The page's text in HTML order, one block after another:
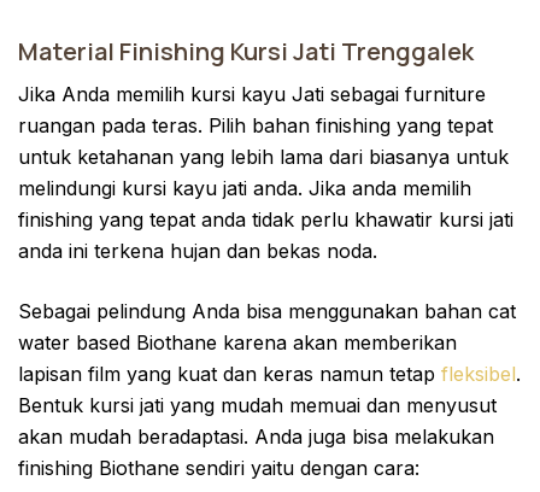
Material Finishing Kursi Jati Trenggalek
Jika Anda memilih kursi kayu Jati sebagai furniture
ruangan pada teras. Pilih bahan finishing yang tepat
untuk ketahanan yang lebih lama dari biasanya untuk
melindungi kursi kayu jati anda. Jika anda memilih
finishing yang tepat anda tidak perlu khawatir kursi jati
anda ini terkena hujan dan bekas noda.
Sebagai pelindung Anda bisa menggunakan bahan cat
water based Biothane karena akan memberikan
lapisan film yang kuat dan keras namun tetap fleksibel.
Bentuk kursi jati yang mudah memuai dan menyusut
akan mudah beradaptasi. Anda juga bisa melakukan
finishing Biothane sendiri yaitu dengan cara: